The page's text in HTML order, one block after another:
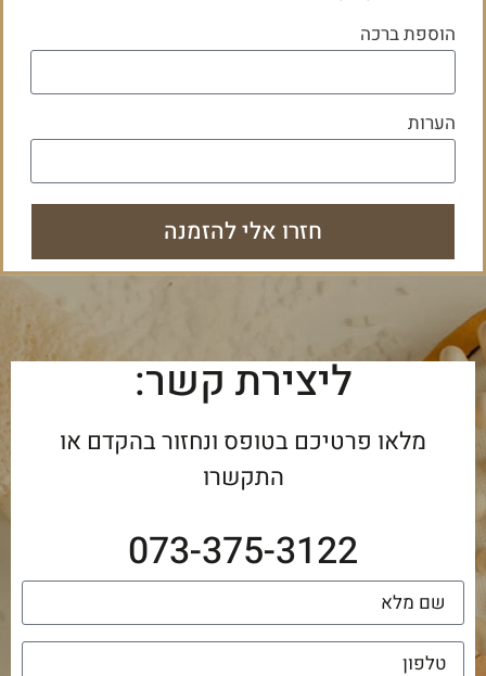
הוספת ברכה
הערות
חזרו אלי להזמנה
ליצירת קשר:
מלאו פרטיכם בטופס ונחזור בהקדם או
התקשרו
073-375-3122